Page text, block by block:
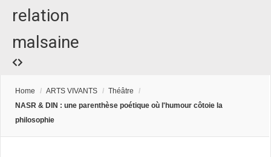
relation
malsaine
Home / ARTS VIVANTS / Théâtre
/
NASR & DIN : une parenthèse poétique où l'humour côtoie la
philosophie